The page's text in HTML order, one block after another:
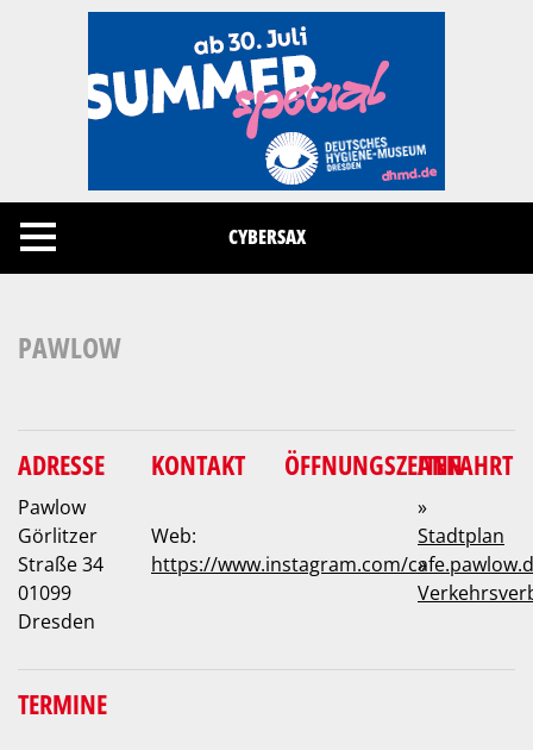
CYBERSAX
PAWLOW
ADRESSE
Pawlow
Görlitzer
Straße 34
01099
Dresden
KONTAKT
Web:
https://www.instagram.com/
ÖFFNUNGSZEITENANFAHRT
»
Stadtplan
»
TERMINE
Cookies management panel